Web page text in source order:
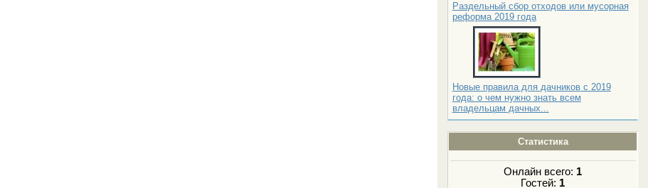
Раздельный сбор отходов или мусорная
реформа 2019 года
Новые правила для дачников с 2019
года: о чем нужно знать всем
владельцам дачных...
Статистика
Онлайн всего: 1
Гостей: 1